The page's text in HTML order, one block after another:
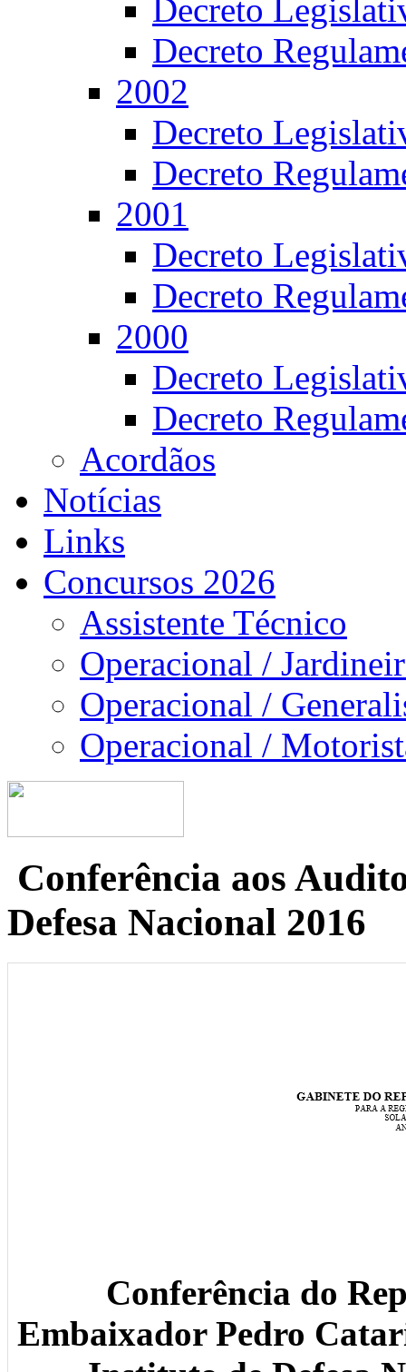
Decreto
Decreto
2002
Decreto
Decreto
2001
Decreto
Decreto
2000
Decreto
Decreto
Acordãos
Notícias
Links
Concursos 2026
Assistente Técnico
Operacional /
Operacional /
Operacional /
Conferência aos
Defesa Nacional 2016
Conferência do
Embaixador Pedro